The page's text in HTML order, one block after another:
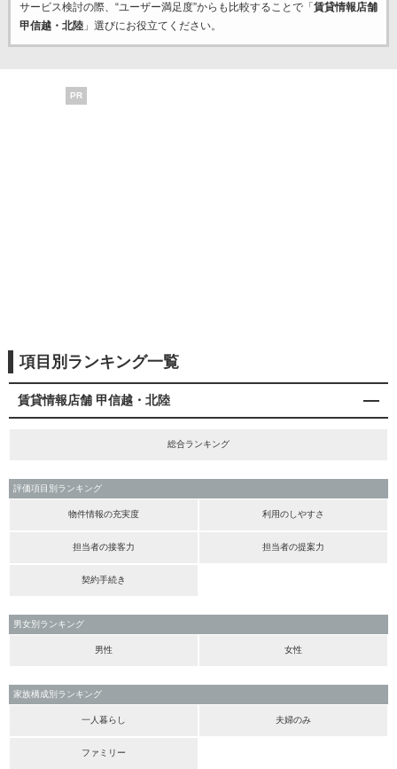
サービス検討の際、“ユーザー満足度”からも比較することで「 賃貸情報店舗
甲信越・北陸」選びにお役立てください。
PR
項目別ランキング一覧
賃貸情報店舗 甲信越・北陸
総合ランキング
評価項目別ランキング
物件情報の充実度 利用のしやすさ
担当者の接客力 担当者の提案力
契約手続き
男女別ランキング
男性 女性
家族構成別ランキング
一人暮らし 夫婦のみ
ファミリー